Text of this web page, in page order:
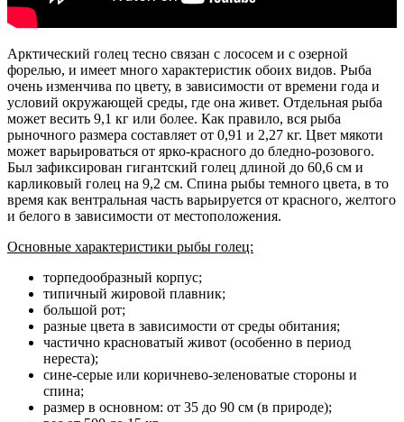
Арктический голец тесно связан с лососем и с озерной
форелью, и имеет много характеристик обоих видов. Рыба
очень изменчива по цвету, в зависимости от времени года и
условий окружающей среды, где она живет. Отдельная рыба
может весить 9,1 кг или более. Как правило, вся рыба
рыночного размера составляет от 0,91 и 2,27 кг. Цвет мякоти
может варьироваться от ярко-красного до бледно-розового.
Был зафиксирован гигантский голец длиной до 60,6 см и
карликовый голец на 9,2 см. Спина рыбы темного цвета, в то
время как вентральная часть варьируется от красного, желтого
и белого в зависимости от местоположения.
Основные характеристики рыбы голец:
торпедообразный корпус;
типичный жировой плавник;
большой рот;
разные цвета в зависимости от среды обитания;
частично красноватый живот (особенно в период
нереста);
сине-серые или коричнево-зеленоватые стороны и
спина;
размер в основном: от 35 до 90 см (в природе);